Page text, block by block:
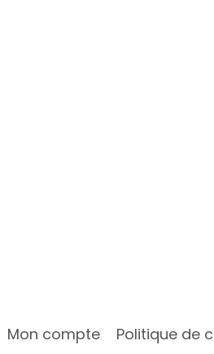
Mon compte Politique de